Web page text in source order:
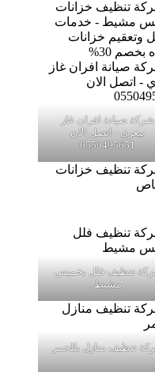
شركة صيانة افران غاز
بيعري - اتصل الان
0550495651
تنظيف فلل بخميس
مشيط
تنظيف منازل بللحمر